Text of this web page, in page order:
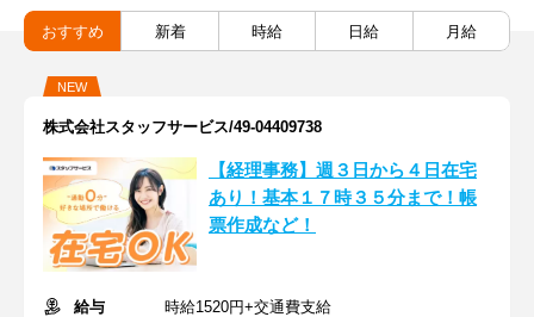
おすすめ 新着 時給 日給 月給
NEW
株式会社スタッフサービス/49-04409738
【経理事務】週３日から４日在宅
あり！基本１７時３５分まで！帳
票作成など！
給与
時給1520円+交通費支給